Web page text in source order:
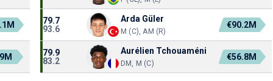
79.7
93.6
Arda Güler
M (C), AM (R)
€90.2M
79.9
83.2
Aurélien Tchouaméni
DM, M (C)
€56.8M